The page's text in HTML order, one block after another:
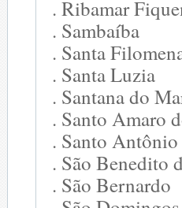
. Ribamar
. Sambaíba
. Santa
. Santa Luzia
. Santana do
. Santo Amaro
. Santo
. São Benedito
. São Bernardo